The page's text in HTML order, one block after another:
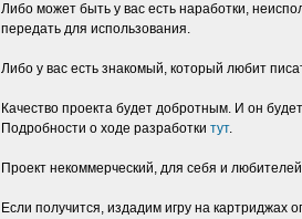
Либо может быть у вас есть наработки,
передать для использования.
Либо у вас есть знакомый, который любит
Качество проекта будет добротным. И он
Подробности о ходе разработки тут.
Проект некоммерческий, для себя и
Если получится, издадим игру на картриджах